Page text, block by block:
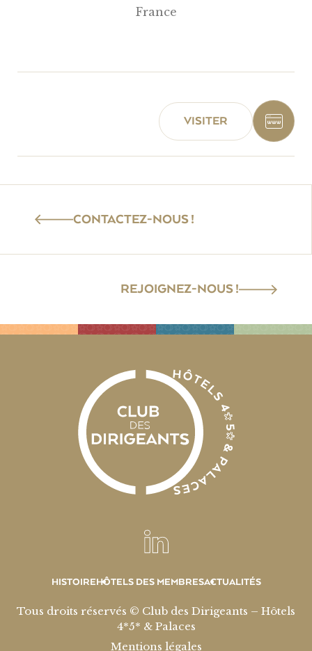
France
VISITER
CONTACTEZ-NOUS !
REJOIGNEZ-NOUS !
HISTOIREHÔTELS DES MEMBRESACTUALITÉS
Tous droits réservés © Club des Dirigeants – Hôtels
4*5* & Palaces
Mentions légales